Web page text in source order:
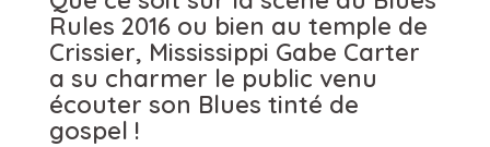
Rules 2016 ou bien au temple de
Crissier, Mississippi Gabe Carter
a su charmer le public venu
écouter son Blues tinté de
gospel !